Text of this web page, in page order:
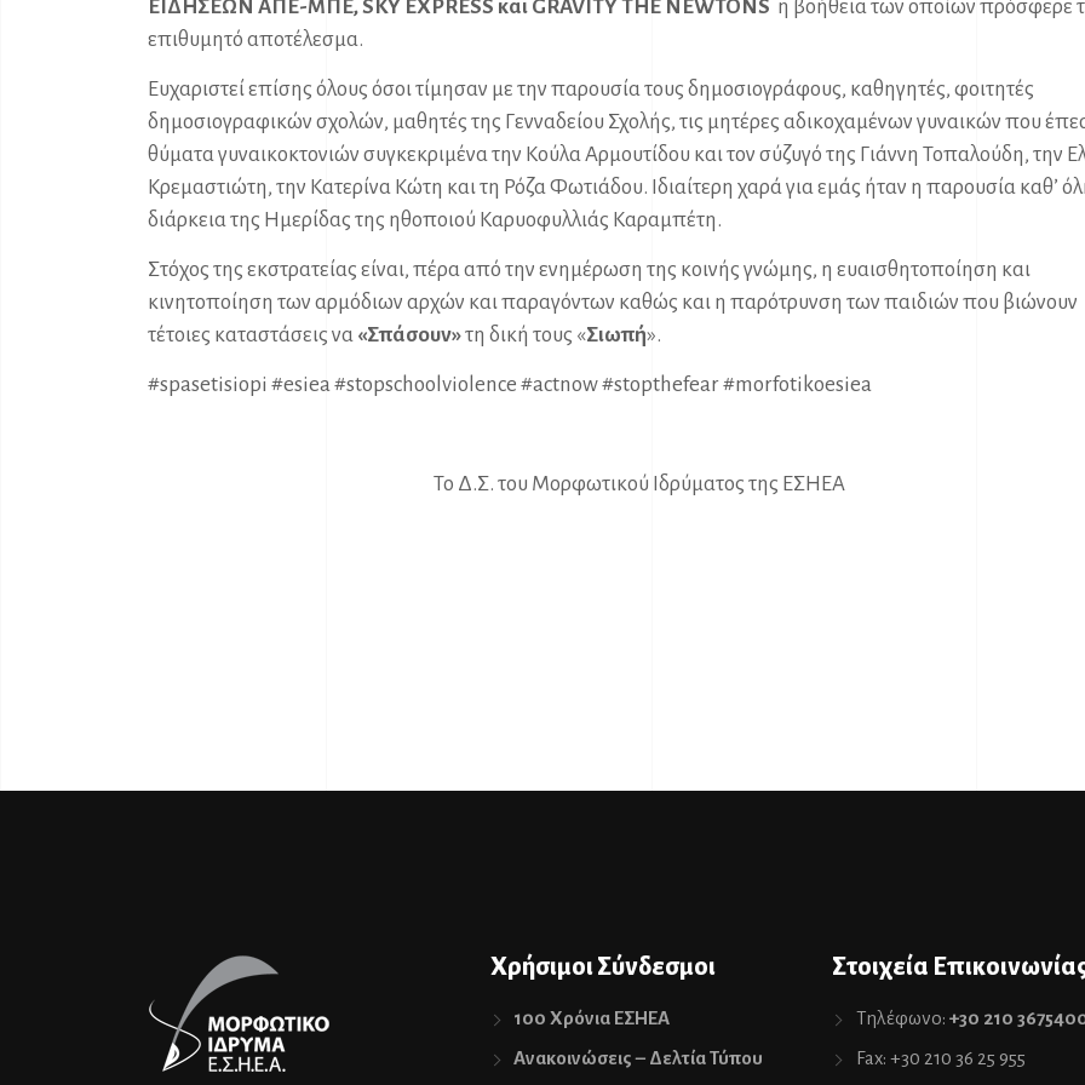
ΕΙΔΗΣΕΩΝ ΑΠΕ-ΜΠΕ, SKY EXPRESS και GRAVITYTHE NEWTONS η βοήθεια των οποίων πρόσφερε
επιθυμητό αποτέλεσμα.
Ευχαριστεί επίσης όλους όσοι τίμησαν με την παρουσία τους δημοσιογράφους, καθηγητές, φοιτητές
δημοσιογραφικών σχολών, μαθητές της Γενναδείου Σχολής, τις μητέρες αδικοχαμένων γυναικών που
θύματα γυναικοκτονιών συγκεκριμένα την Κούλα Αρμουτίδου και τον σύζυγό της Γιάννη Τοπαλούδη, την
Κρεμαστιώτη, την Κατερίνα Κώτη και τη Ρόζα Φωτιάδου. Ιδιαίτερη χαρά για εμάς ήταν η παρουσία καθ’
διάρκεια της Ημερίδας της ηθοποιού Καρυοφυλλιάς Καραμπέτη.
Στόχος της εκστρατείας είναι, πέρα από την ενημέρωση της κοινής γνώμης, η ευαισθητοποίηση και
κινητοποίηση των αρμόδιων αρχών και παραγόντων καθώς και η παρότρυνση των παιδιών που βιώνουν
τέτοιες καταστάσεις να «Σπάσουν»τη δική τους «Σιωπή».
#spasetisiopi #esiea#stopschoolviolence #actnow#stopthefear#morfotikoesiea
Το Δ.Σ. του Μορφωτικού Ιδρύματος της ΕΣΗΕΑ
Χρήσιμοι Σύνδεσμοι
100 Χρόνια ΕΣΗΕΑ
Ανακοινώσεις – Δελτία Τύπου
Στοιχεία
Τηλέφωνο: +30 210
Fax: +30 210 36 25 955